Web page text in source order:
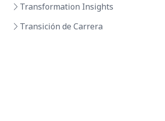
Transformation Insights
Transición de Carrera